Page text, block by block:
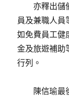
亦釋出儲備
員及兼職人員
如免費員工健
金及旅遊補助
行列。
陳信瑜最後